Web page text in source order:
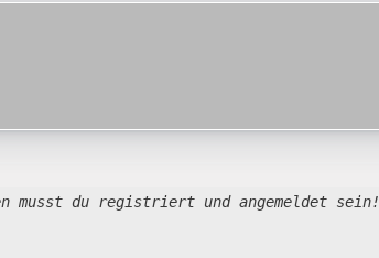
musst du registriert und angemeldet sein!